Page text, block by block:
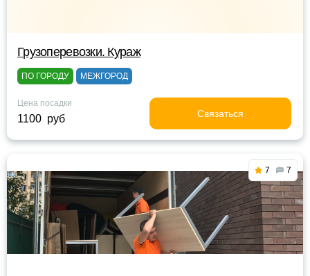
Грузоперевозки. Кураж
ПО ГОРОДУ МЕЖГОРОД
Цена посадки
1100 руб Связаться
7 7